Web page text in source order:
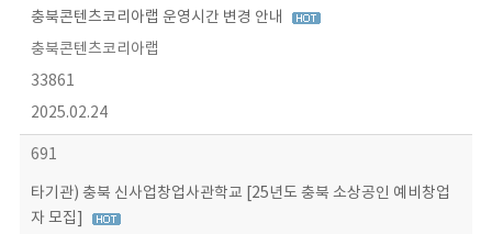
충북콘텐츠코리아랩 운영시간 변경 안내
충북콘텐츠코리아랩
33861
2025.02.24
691
타기관) 충북 신사업창업사관학교 [25년도 충북 소상공인 예비창업
자 모집]